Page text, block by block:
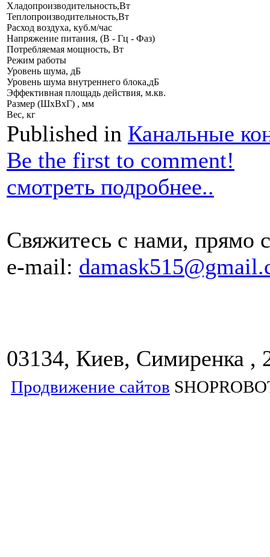
Хладопроизводительность,Вт
Теплопроизводительность,Вт
Расход воздуха, куб.м/час
Напряжение питания, (В - Гц - Фаз)
Потребляемая мощность, Вт
Режим работы
Уровень шума, дБ
Уровень шума внутреннего блока,дБ
Эффективная площадь действия, м.кв.
Размер (ШхВхГ) , мм
Вес, кг
Published in Канальные
Be the first to comment!
смотреть подробнее..
Свяжитесь с нами, прямо
e-mail:
03134, Киев, Симиренка
Продвижение сайтов